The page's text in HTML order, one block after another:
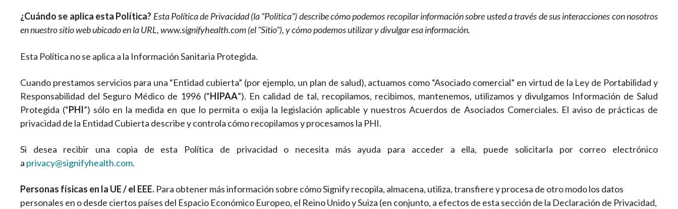
¿Cuándo se aplica esta Política? Esta Política de Privacidad (la “Política”) describe cómo podemos recopilar información sobre usted a través de sus interacciones con nosotros
en nuestro sitio web ubicado en la URL, www.signifyhealth.com (el “Sitio”), y cómo podemos utilizar y divulgar esa información.
Esta Política no se aplica a la Información Sanitaria Protegida.
Cuando prestamos servicios para una “Entidad cubierta” (por ejemplo, un plan de salud), actuamos como “Asociado comercial” en virtud de la Ley de Portabilidad y
Responsabilidad del Seguro Médico de 1996 (“HIPAA”). En calidad de tal, recopilamos, recibimos, mantenemos, utilizamos y divulgamos Información de Salud
Protegida (“PHI”) sólo en la medida en que lo permita o exija la legislación aplicable y nuestros Acuerdos de Asociados Comerciales. El aviso de prácticas de
privacidad de la Entidad Cubierta describe y controla cómo recopilamos y procesamos la PHI.
Si desea recibir una copia de esta Política de privacidad o necesita más ayuda para acceder a ella, puede solicitarla por correo electrónico
a privacy@signifyhealth.com.
Personas físicas en la UE / el EEE. Para obtener más información sobre cómo Signify recopila, almacena, utiliza, transfiere y procesa de otro modo los datos
personales en o desde ciertos países del Espacio Económico Europeo, el Reino Unido y Suiza (en conjunto, a efectos de esta sección de la Declaración de Privacidad,